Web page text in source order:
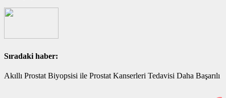
Sıradaki haber:
Akıllı Prostat Biyopsisi ile Prostat Kanserleri Tedavisi Daha Başarılı